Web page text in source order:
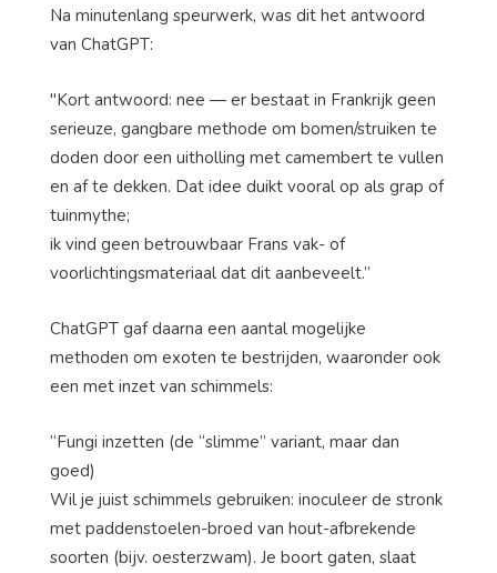
Na minutenlang speurwerk, was dit het antwoord
van ChatGPT:
"Kort antwoord: nee — er bestaat in Frankrijk geen
serieuze, gangbare methode om bomen/struiken te
doden door een uitholling met camembert te vullen
en af te dekken. Dat idee duikt vooral op als grap of
tuinmythe;
ik vind geen betrouwbaar Frans vak- of
voorlichtingsmateriaal dat dit aanbeveelt.”
ChatGPT gaf daarna een aantal mogelijke
methoden om exoten te bestrijden, waaronder ook
een met inzet van schimmels:
“Fungi inzetten (de “slimme” variant, maar dan
goed)
Wil je juist schimmels gebruiken: inoculeer de stronk
met paddenstoelen-broed van hout-afbrekende
soorten (bijv. oesterzwam). Je boort gaten, slaat